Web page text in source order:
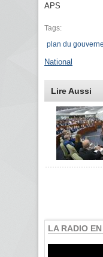
APS
Tags:
plan du
National
Lire Aussi
LA RADIO